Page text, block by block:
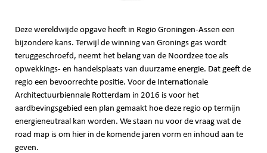
Deze wereldwijde opgave heeft in Regio Groningen-Assen een
bijzondere kans. Terwijl de winning van Gronings gas wordt
teruggeschroefd, neemt het belang van de Noordzee toe als
opwekkings- en handelsplaats van duurzame energie. Dat geeft de
regio een bevoorrechte positie. Voor de Internationale
Architectuurbiennale Rotterdam in 2016 is voor het
aardbevingsgebied een plan gemaakt hoe deze regio op termijn
energieneutraal kan worden. We staan nu voor de vraag wat de
road map is om hier in de komende jaren vorm en inhoud aan te
geven.